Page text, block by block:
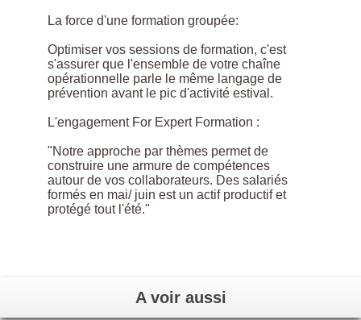
La force d'une formation groupée:
Optimiser vos sessions de formation, c'est
s'assurer que l'ensemble de votre chaîne
opérationnelle parle le même langage de
prévention avant le pic d'activité estival.
L'engagement For Expert Formation :
"Notre approche par thèmes permet de
construire une armure de compétences
autour de vos collaborateurs. Des salariés
formés en mai/ juin est un actif productif et
protégé tout l'été."
A voir aussi